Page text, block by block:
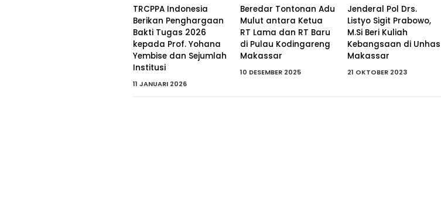
TRCPPA Indonesia
Berikan Penghargaan
Bakti Tugas 2026
kepada Prof. Yohana
Yembise dan Sejumlah
Institusi
11 JANUARI 2026
Beredar Tontonan Adu
Mulut antara Ketua
RT Lama dan RT Baru
di Pulau Kodingareng
Makassar
10 DESEMBER 2025
Jenderal Pol Drs.
Listyo Sigit Prabowo,
M.Si Beri Kuliah
Kebangsaan di Unhas
Makassar
21 OKTOBER 2023